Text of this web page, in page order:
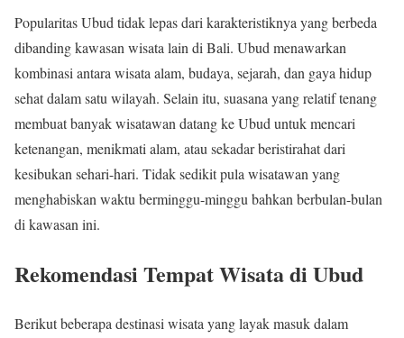
Popularitas Ubud tidak lepas dari karakteristiknya yang berbeda
dibanding kawasan wisata lain di Bali. Ubud menawarkan
kombinasi antara wisata alam, budaya, sejarah, dan gaya hidup
sehat dalam satu wilayah. Selain itu, suasana yang relatif tenang
membuat banyak wisatawan datang ke Ubud untuk mencari
ketenangan, menikmati alam, atau sekadar beristirahat dari
kesibukan sehari-hari. Tidak sedikit pula wisatawan yang
menghabiskan waktu berminggu-minggu bahkan berbulan-bulan
di kawasan ini.
Rekomendasi Tempat Wisata di Ubud
Berikut beberapa destinasi wisata yang layak masuk dalam